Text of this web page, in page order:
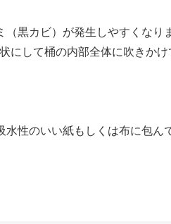
黒カビ）が発生しやすくなり
にして桶の内部全体に吹きかけ
性のいい紙もしくは布に包ん